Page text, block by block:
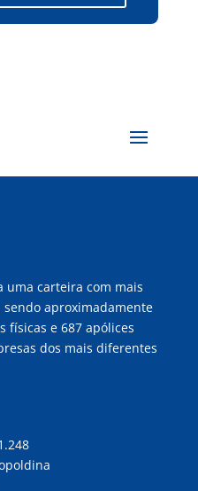
uma carteira com mais
sendo aproximadamente
físicas e 687 apólices
dos mais diferentes